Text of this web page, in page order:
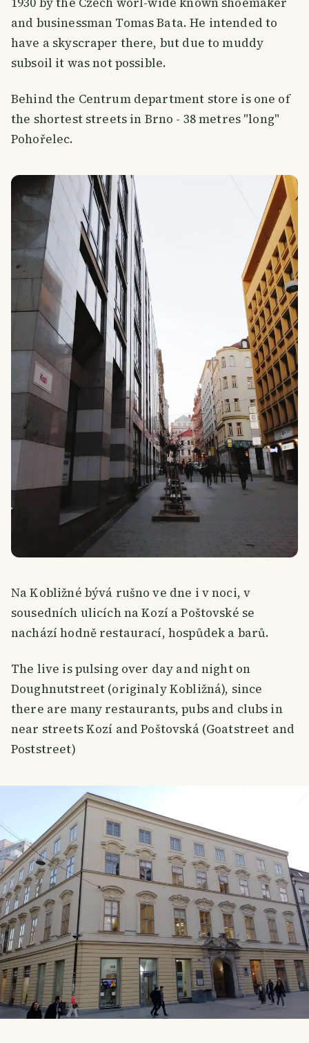
and businessman Tomas Bata. He intended to
have a skyscraper there, but due to muddy
subsoil it was not possible.
Behind the Centrum department store is one of
the shortest streets in Brno - 38 metres "long"
Pohořelec.
Na Kobližné bývá rušno ve dne i v noci, v
sousedních ulicích na Kozí a Poštovské se
nachází hodně restaurací, hospůdek a barů.
The live is pulsing over day and night on
Doughnutstreet (originaly Kobližná), since
there are many restaurants, pubs and clubs in
near streets Kozí and Poštovská (Goatstreet and
Poststreet)